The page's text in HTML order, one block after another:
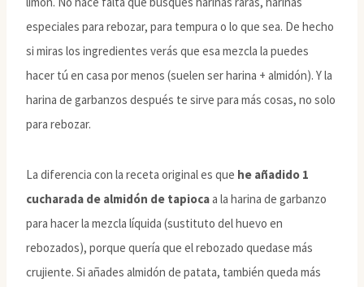
especiales para rebozar, para tempura o lo que sea. De hecho
si miras los ingredientes verás que esa mezcla la puedes
hacer tú en casa por menos (suelen ser harina + almidón). Y la
harina de garbanzos después te sirve para más cosas, no solo
para rebozar.
La diferencia con la receta original es que he añadido 1
cucharada de almidón de tapiocaa la harina de garbanzo
para hacer la mezcla líquida (sustituto del huevo en
rebozados), porque quería que el rebozado quedase más
crujiente. Si añades almidón de patata, también queda más